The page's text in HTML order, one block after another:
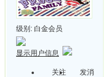
级别: 白金会员
显示用户信息
关注
发消